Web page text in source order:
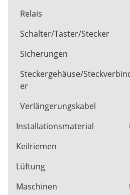
Relais
Schalter/Taster/Stecker
Sicherungen
Steckergehäuse/
er
Verlängerungskabel
Installationsmaterial
Keilriemen
Lüftung
Maschinen